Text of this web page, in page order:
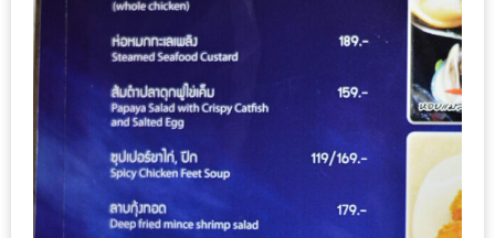
น้า
อ้วน
หิว
ข้าว
อะไร
เอ่ย